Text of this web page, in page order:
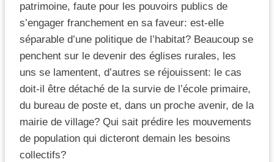
patrimoine, faute pour les pouvoirs publics de
s’engager franchement en sa faveur: est-elle
séparable d’une politique de l’habitat? Beaucoup se
penchent sur le devenir des églises rurales, les
uns se lamentent, d’autres se réjouissent: le cas
doit-il être détaché de la survie de l’école primaire,
du bureau de poste et, dans un proche avenir, de la
mairie de village? Qui sait prédire les mouvements
de population qui dicteront demain les besoins
collectifs?